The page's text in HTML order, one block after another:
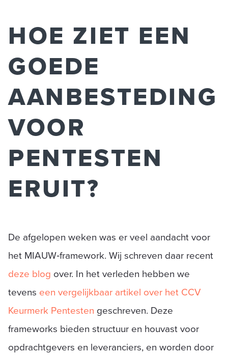
HOE ZIET EEN
GOEDE
AANBESTEDING
VOOR
PENTESTEN
ERUIT?
De afgelopen weken was er veel aandacht voor
het MIAUW‑framework. Wij schreven daar recent
deze blog over. In het verleden hebben we
tevens een vergelijkbaar artikel over het CCV
Keurmerk Pentesten geschreven. Deze
frameworks bieden structuur en houvast voor
opdrachtgevers en leveranciers, en worden door